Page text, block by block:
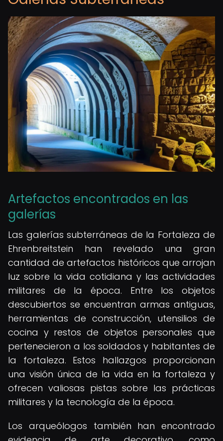
Artefactos encontrados en las
galerías
Las galerías subterráneas de la Fortaleza de
Ehrenbreitstein han revelado una gran
cantidad de artefactos históricos que arrojan
luz sobre la vida cotidiana y las actividades
militares de la época. Entre los objetos
descubiertos se encuentran armas antiguas,
herramientas de construcción, utensilios de
cocina y restos de objetos personales que
pertenecieron a los soldados y habitantes de
la fortaleza. Estos hallazgos proporcionan
una visión única de la vida en la fortaleza y
ofrecen valiosas pistas sobre las prácticas
militares y la tecnología de la época.
Los arqueólogos también han encontrado